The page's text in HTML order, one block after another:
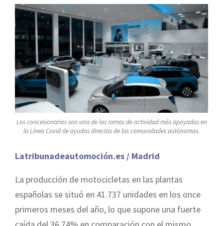
Los concesionarios son una de las ramas de actividad más apoyadas en
la Línea Covid de ayudas directas de las comunidades autónomas.
Latribunadeautomoción.es / Madrid
La producción de motocicletas en las plantas
españolas se situó en 41.737 unidades en los once
primeros meses del año, lo que supone una fuerte